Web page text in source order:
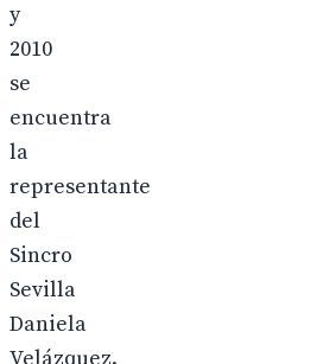
y
2010
se
encuentra
la
representante
del
Sincro
Sevilla
Daniela